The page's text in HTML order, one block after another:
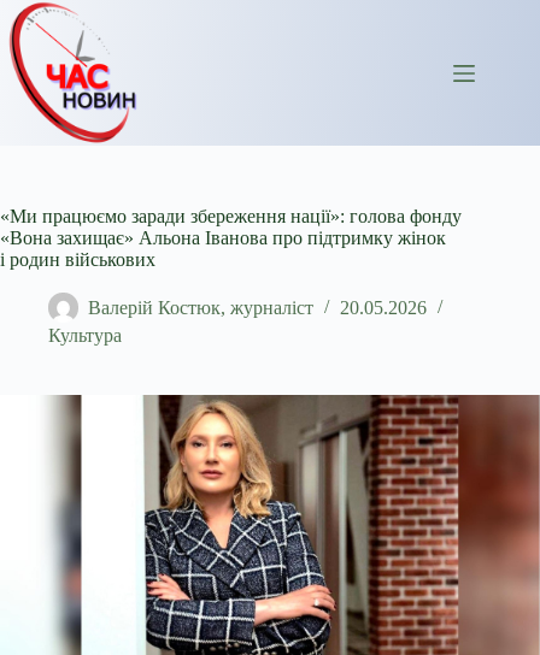
Перейти
до
вмісту
«Ми працюємо заради збереження нації»: голова фонду
«Вона захищає» Альона Іванова про підтримку жінок
і родин військових
Валерій Костюк, журналіст
20.05.2026
Культура